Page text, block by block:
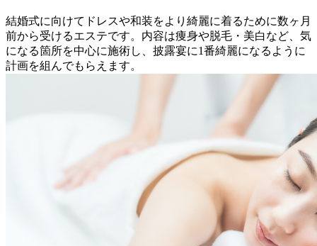
結婚式に向けてドレスや和装をより綺麗に着るために数ヶ月
前から受けるエステです。内容は痩身や脱毛・美白など、気
になる箇所を中心に施術し、披露宴に1番綺麗になるように
計画を組んでもらえます。